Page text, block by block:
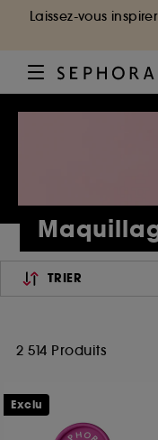
Laissez-vous
TRIER
2 514 Produits
Exclu